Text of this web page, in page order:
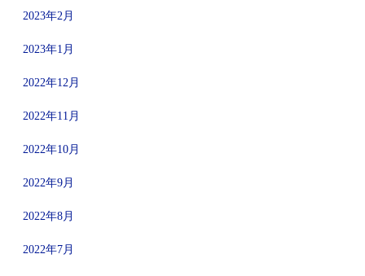
2023年2月
2023年1月
2022年12月
2022年11月
2022年10月
2022年9月
2022年8月
2022年7月